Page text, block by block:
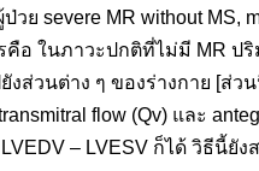
วย severe MR without MS,
อ ในภาวะปกติที่ไม่มี MR ปริ
งส่วนต่าง ๆ ของร่างกาย [ส่
flow (Qv) และ
– LVESV ก็ได้ วิธีนี้ยั